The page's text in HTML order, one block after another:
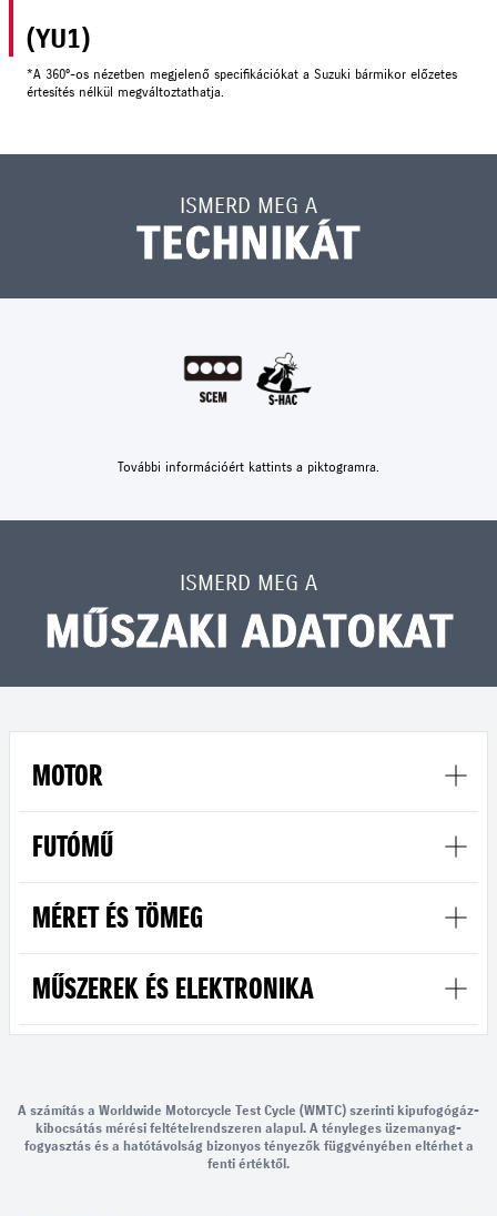
(YU1)
*A 360°-os nézetben megjelenő specifikációkat a Suzuki bármikor előzetes
értesítés nélkül megváltoztathatja.
ISMERD MEG A
TECHNIKÁT
További információért kattints a piktogramra.
ISMERD MEG A
MŰSZAKI ADATOKAT
MOTOR
FUTÓMŰ
MÉRET ÉS TÖMEG
MŰSZEREK ÉS ELEKTRONIKA
A számítás a Worldwide Motorcycle Test Cycle (WMTC) szerinti kipufogógáz-
kibocsátás mérési feltételrendszeren alapul. A tényleges üzemanyag-
fogyasztás és a hatótávolság bizonyos tényezők függvényében eltérhet a
fenti értéktől.